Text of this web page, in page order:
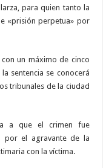
para quien tanto la
«prisión perpetua» por
un máximo de cinco
sentencia se conocerá
tribunales de la ciudad
a que el crimen fue
por el agravante de la
con la víctima.